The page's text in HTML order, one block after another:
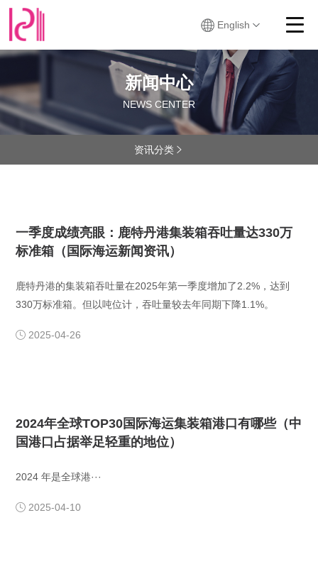
English
新闻中心
NEWS CENTER
资讯分类 
一季度成绩亮眼：鹿特丹港集装箱吞吐量达330万
标准箱（国际海运新闻资讯）
​鹿特丹港的集装箱吞吐量在2025年第一季度增加了2.2%，达到
330万标准箱。但以吨位计，吞吐量较去年同期下降1.1%。
 2025-04-26
2024年全球TOP30国际海运集装箱港口有哪些（中
国港口占据举足轻重的地位）
​2024 年是全球港···
 2025-04-10